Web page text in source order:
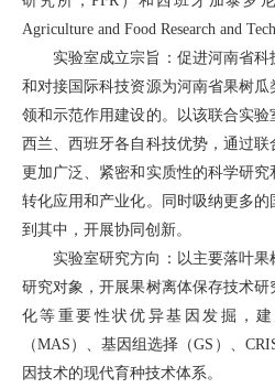
Agriculture and Food Research and
实验室成立宗旨：促进河南省
和对接国际科技资源为河南省果树瓜
领和示范作用建设的。以该联合实
西兰、西班牙各自科技优势，通过
更加广泛、紧密和实质性的科学研
转化应用和产业化。同时吸纳更多
到其中，开展协同创新。
实验室研究方向：以主要落叶
研究对象，开展果树离体保存技术
化等重要性状优异基因发掘，
（MAS）、基因组选择（GS）、
因技术的现代育种技术体系。